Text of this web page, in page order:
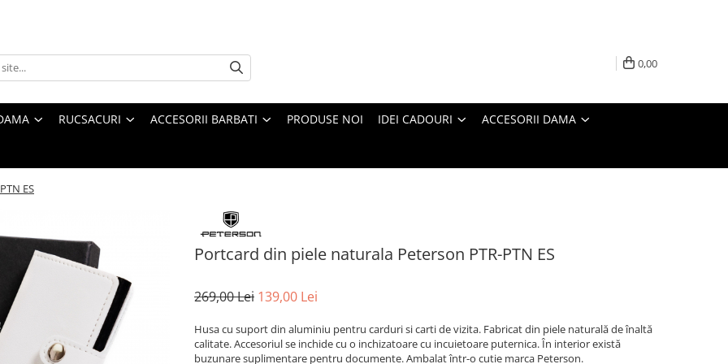
0,00
RUCSACURI ACCESORII BARBATI PRODUSE NOI IDEI CADOURI ACCESORII DAMA
ES
Portcard din piele naturala Peterson PTR-PTN ES
269,00 Lei 139,00 Lei
Husa cu suport din aluminiu pentru carduri si carti de vizita. Fabricat din piele naturală de înaltă
calitate. Accesoriul se inchide cu o inchizatoare cu incuietoare puternica. În interior există
buzunare suplimentare pentru documente. Ambalat într-o cutie marca Peterson.